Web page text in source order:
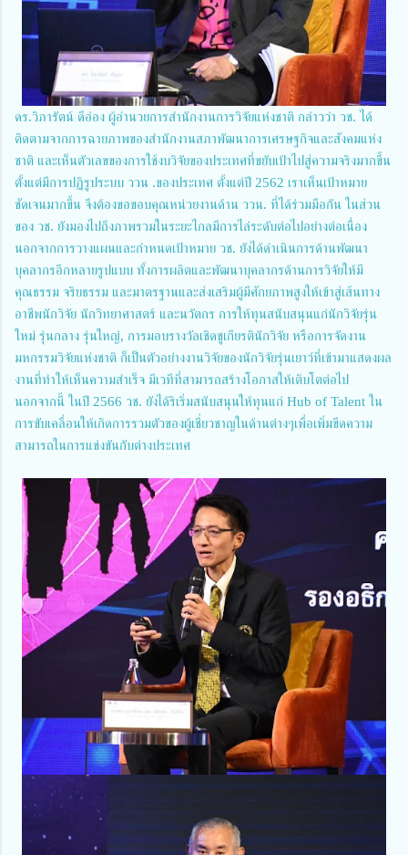
ดร.วิภารัตน์ ดีอ่อง ผู้อำนวยการสำนักงานการวิจัยแห่งชาติ กล่าวว่า วช. ได้
ติดตามจากการฉายภาพของสำนักงานสภาพัฒนาการเศรษฐกิจและสังคมแห่ง
ชาติ และเห็นตัวเลขของการใช้งบวิจัยของประเทศที่ขยับเป้าไปสู่ความจริงมากขึ้น
ตั้งแต่มีการปฏิรูประบบ ววน .ของประเทศ ตั้งแต่ปี 2562 เราเห็นเป้าหมาย
ชัดเจนมากขึ้น จึงต้องขอขอบคุณหน่วยงานด้าน ววน. ที่ได้ร่วมมือกัน ในส่วน
ของ วช. ยังมองไปถึงภาพรวมในระยะไกลมีการไล่ระดับต่อไปอย่างต่อเนื่อง
นอกจากการวางแผนและกำหนดเป้าหมาย วช. ยังได้ดำเนินการด้านพัฒนา
บุคลากรอีกหลายรูปแบบ ทั้งการผลิตและพัฒนาบุคลากรด้านการวิจัยให้มี
คุณธรรม จริยธรรม และมาตรฐานและส่งเสริมผู้มีศักยภาพสูงให้เข้าสู่เส้นทาง
อาชีพนักวิจัย นักวิทยาศาสตร์ และนวัตกร การให้ทุนสนับสนุนแก่นักวิจัยรุ่น
ใหม่ รุ่นกลาง รุ่นใหญ่, การมอบรางวัลเชิดชูเกียรตินักวิจัย หรือการจัดงาน
มหกรรมวิจัยแห่งชาติ ก็เป็นตัวอย่างงานวิจัยของนักวิจัยรุ่นเยาว์ที่เข้ามาแสดงผล
งานที่ทำให้เห็นความสำเร็จ มีเวทีที่สามารถสร้างโอกาสให้เติบโตต่อไป
นอกจากนี้ ในปี 2566 วช. ยังได้ริเริ่มสนับสนุนให้ทุนแก่ Hub of Talent ใน
การขับเคลื่อนให้เกิดการรวมตัวของผู้เชี่ยวชาญในด้านต่างๆเพื่อเพิ่มขีดความ
สามารถในการแข่งขันกับต่างประเทศ